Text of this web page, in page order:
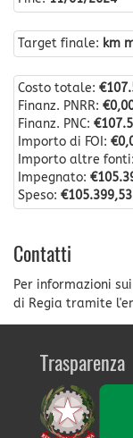
Target finale: km
Costo totale:
Finanz. PNRR:
Finanz. PNC:
Importo di FOI:
Importo altre fonti:
Impegnato:
Speso: €105.399,53
Contatti
Per informazioni
di Regia tramite
Trasparenza